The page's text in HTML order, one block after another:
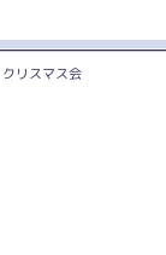
クリスマス会